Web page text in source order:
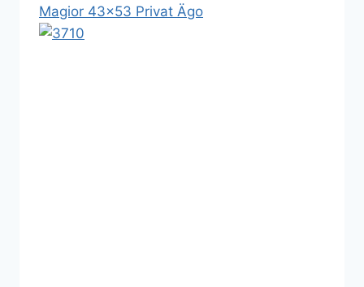
Magior 43x53 Privat Ägo